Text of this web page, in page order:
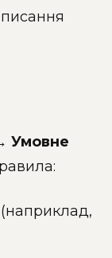
Умовне
(наприклад,